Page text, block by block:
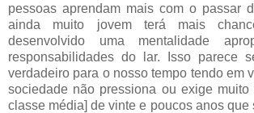
pessoas aprendam mais com o passar
ainda muito jovem terá mais
desenvolvido uma mentalidade
responsabilidades do lar. Isso parece
verdadeiro para o nosso tempo tendo em
sociedade não pressiona ou exige
classe média] de vinte e poucos anos que